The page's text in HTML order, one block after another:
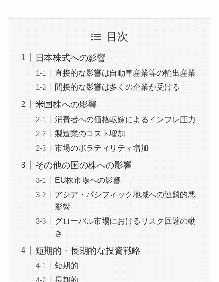
目次
日本株式への影響
直接的な影響は自動車産業等の輸出産業
間接的な影響は多くの企業が受ける
米国株への影響
消費者への価格転嫁によるインフレ圧力
製造業のコスト増加
市場のボラティリティ増加
その他の国の株への影響
EU株市場への影響
アジア・パシフィック地域への連鎖的悪
影響
グローバル市場におけるリスク回避の動
き
短期的・長期的な投資戦略
短期的
長期的